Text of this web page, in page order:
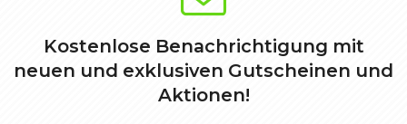
Kostenlose Benachrichtigung mit
neuen und exklusiven Gutscheinen und
Aktionen!